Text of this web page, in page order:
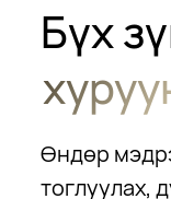
Бүх
Өндөр
тоглуулах,